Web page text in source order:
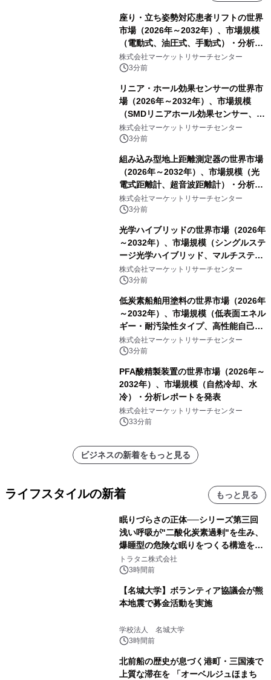
座り・立ち姿勢対応患者リフトの世界
市場（2026年～2032年）、市場規模
（電動式、油圧式、手動式）・分析レ
ポートを発表
株式会社マーケットリサーチセンター
3分前
リニア・ホール効果センサーの世界市
場（2026年～2032年）、市場規模
（SMDリニアホール効果センサー、
THTリニアホール効果センサー）・分
析レポートを発表
株式会社マーケットリサーチセンター
3分前
組み込み型地上距離測定器の世界市場
（2026年～2032年）、市場規模（光
電式距離計、超音波距離計）・分析レ
ポートを発表
株式会社マーケットリサーチセンター
3分前
光学ハイブリッドの世界市場（2026年
～2032年）、市場規模（シングルステ
ージ光学ハイブリッド、マルチステー
ジ光学ハイブリッド）・分析レポート
を発表
株式会社マーケットリサーチセンター
3分前
低炭素船舶用塗料の世界市場（2026年
～2032年）、市場規模（低表面エネル
ギー・耐汚染性タイプ、高性能自己研
磨性コポリマータイプ）・分析レポー
トを発表
株式会社マーケットリサーチセンター
3分前
PFA酸精製装置の世界市場（2026年～
2032年）、市場規模（自然冷却、水
冷）・分析レポートを発表
株式会社マーケットリサーチセンター
33分前
ビジネスの新着をもっと見る
ライフスタイルの新着 もっと見る
眠りづらさの正体──シリーズ第三回
浅い呼吸が"二酸化炭素過剰"を生み、
爆睡型の危険な眠りをつくる構造を解
説
トラタニ株式会社
3時間前
【名城大学】ボランティア協議会が熊
本地震で募金活動を実施
学校法人 名城大学
3時間前
北前船の歴史が息づく港町・三国湊で
上質な滞在を 「オーベルジュほまち